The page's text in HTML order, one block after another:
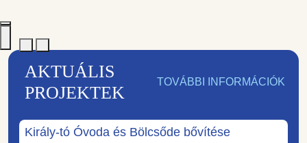
AKTUÁLIS
PROJEKTEK
TOVÁBBI INFORMÁCIÓK
Király-tó Óvoda és Bölcsőde bővítése